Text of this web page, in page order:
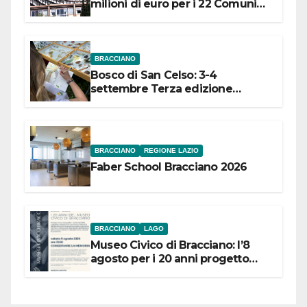
milioni di euro per i 22 Comuni
BRACCIANO
Bosco di San Celso: 3-4
settembre Terza edizione
BRACCIANO REGIONE LAZIO
Faber School Bracciano 2026
BRACCIANO LAGO
Museo Civico di Bracciano: l’8
agosto per i 20 anni progetto